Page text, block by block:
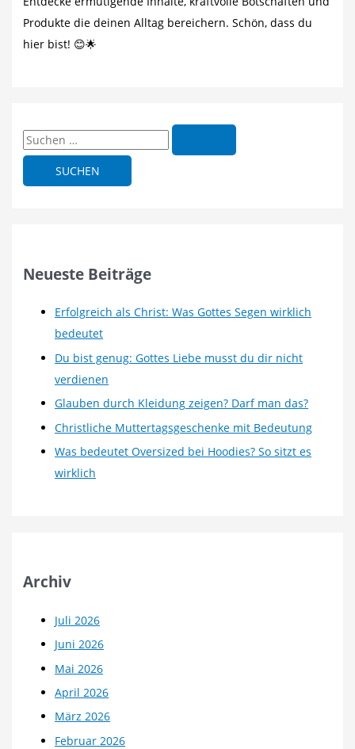
Produkte die deinen Alltag bereichern. Schön, dass du
hier bist! 😊🌟
S
u
a
Neueste Beiträge
Erfolgreich als Christ: Was Gottes Segen wirklich
bedeutet
Du bist genug: Gottes Liebe musst du dir nicht
verdienen
Glauben durch Kleidung zeigen? Darf man das?
Christliche Muttertagsgeschenke mit Bedeutung
Was bedeutet Oversized bei Hoodies? So sitzt es
wirklich
Archiv
Juli 2026
Juni 2026
Mai 2026
April 2026
März 2026
Februar 2026